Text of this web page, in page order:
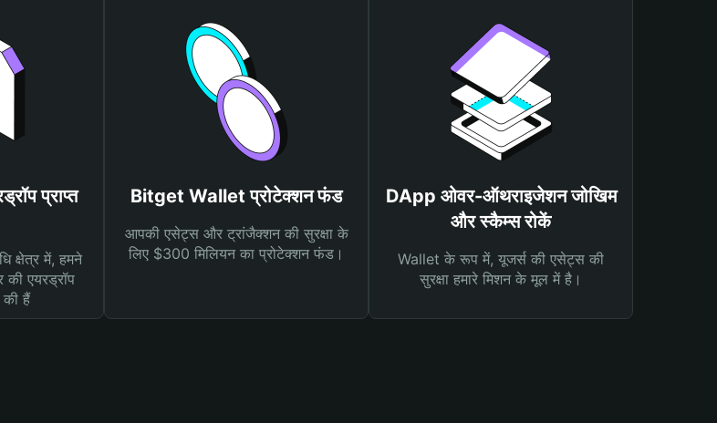
प्राप्त
क्षेत्र में, हमने
की एयरड्रॉप
की हैं
Bitget Wallet प्रोटेक्शन फंड
आपकी एसेट्स और ट्रांजैक्शन की सुरक्षा के
लिए $300 मिलियन का प्रोटेक्शन फंड।
DApp ओवर-ऑथराइजेशन जोखिम
और स्कैम्स रोकें
Wallet के रूप में, यूजर्स की एसेट्स की
सुरक्षा हमारे मिशन के मूल में है।